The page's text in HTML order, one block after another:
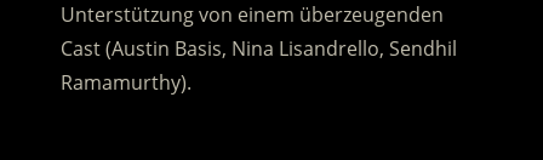
Unterstützung von einem überzeugenden
Cast (Austin Basis, Nina Lisandrello, Sendhil
Ramamurthy).